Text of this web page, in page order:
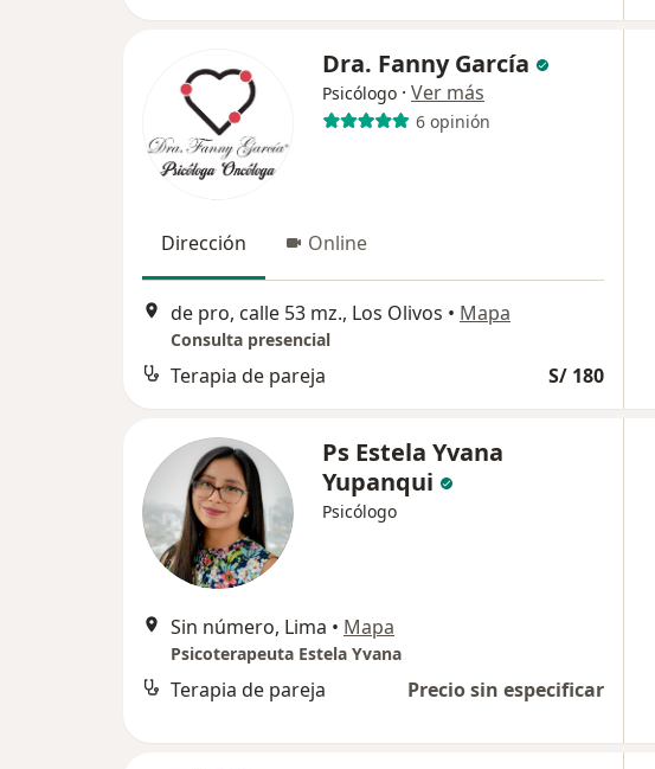
Dra. Fanny García
Psicólogo · Ver más
6 opinión
Dirección Online
de pro, calle 53 mz., Los Olivos • Mapa
Consulta presencial
Terapia de pareja S/ 180
Ps Estela Yvana
Yupanqui
Psicólogo
Sin número, Lima • Mapa
Psicoterapeuta Estela Yvana
Terapia de pareja Precio sin especificar